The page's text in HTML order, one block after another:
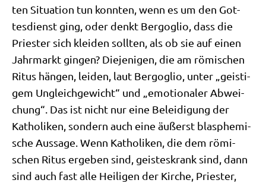
ten Situa­ti­on tun konn­ten, wenn es um den Got­
tes­dienst ging, oder denkt Berg­o­glio, dass die
Prie­ster sich klei­den soll­ten, als ob sie auf einen
Jahr­markt gin­gen? Die­je­ni­gen, die am römi­schen
Ritus hän­gen, lei­den, laut Berg­o­glio, unter „gei­sti­
gem Ungleich­ge­wicht“ und „emo­tio­na­ler Abwei­
chung“. Das ist nicht nur eine Belei­di­gung der
Katho­li­ken, son­dern auch eine äußerst blas­phe­mi­
sche Aus­sa­ge. Wenn Katho­li­ken, die dem römi­
schen Ritus erge­ben sind, gei­stes­krank sind, dann
sind auch fast alle Hei­li­gen der Kir­che, Prie­ster,